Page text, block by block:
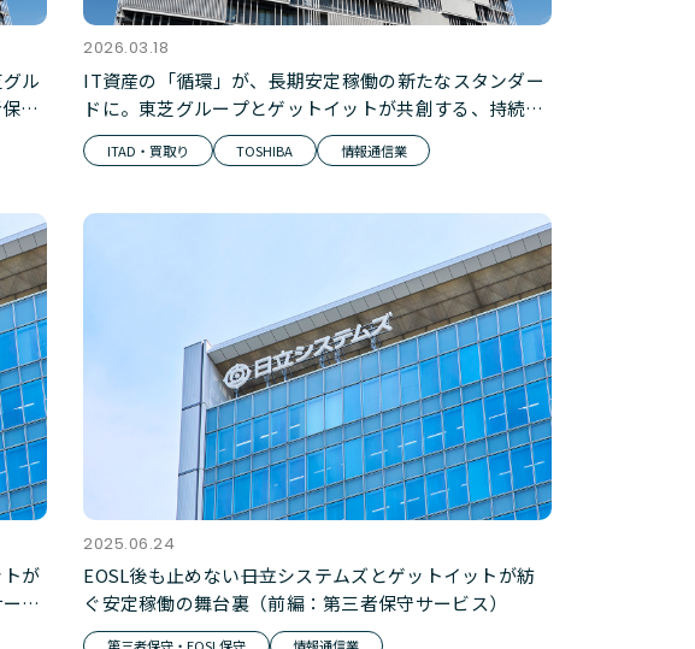
ル
守
2026.03.18
IT資産の「循環」が、長期安定稼働の新たなスタンダー
ドに。東芝グループとゲットイットが共創する、持続可
能な保守部材エコシステム（前編：買取りサービス）
ITAD・買取り TOSHIBA 情報通信業
が
ビ
2025.06.24
EOSL後も止めない――日立システムズとゲットイットが紡
ぐ安定稼働の舞台裏（前編：第三者保守サービス）